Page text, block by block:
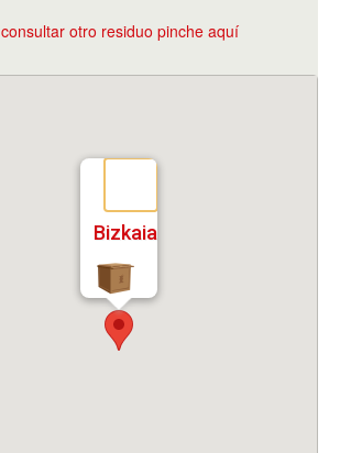
otro residuo pinche aquí
Bizkaia